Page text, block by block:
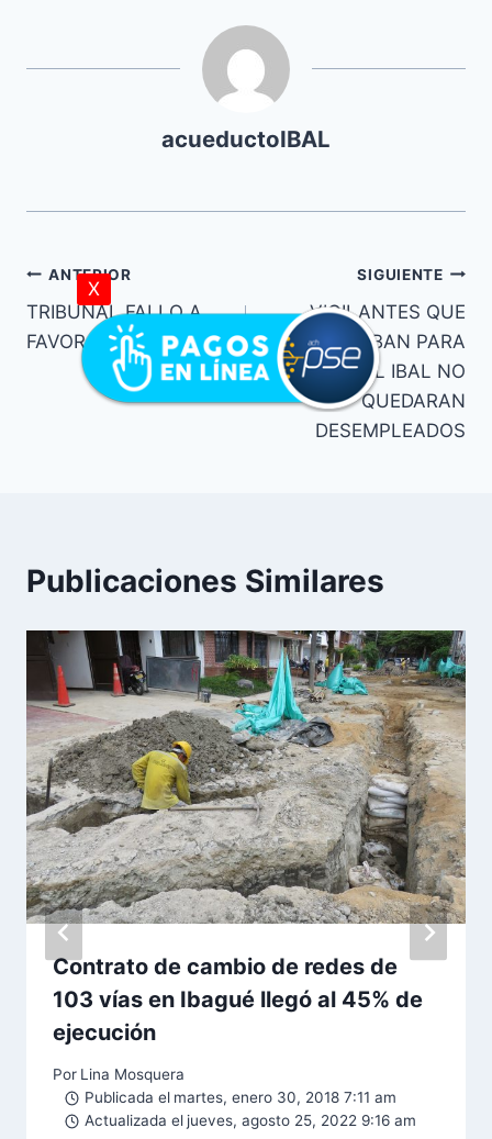
acueductoIBAL
ANTERIOR
TRIBUNAL FALLO A
FAVOR DEL IBAL
SIGUIENTE
VIGILANTES QUE
TRABAJABAN PARA
EL IBAL NO
QUEDARAN
DESEMPLEADOS
Publicaciones Similares
Contrato de cambio de redes de
103 vías en Ibagué llegó al 45% de
ejecución
Por Lina Mosquera
Publicada el martes, enero 30, 2018 7:11 am
Actualizada el jueves, agosto 25, 2022 9:16 am
X